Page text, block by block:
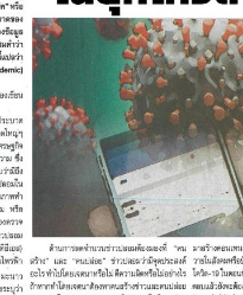
Search